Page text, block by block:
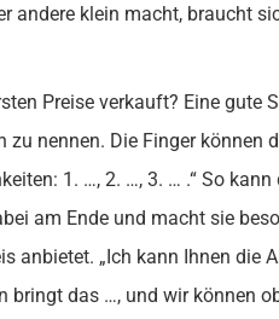
andere klein macht, braucht
Preise verkauft? Eine
zu nennen. Die Finger können
1. …, 2. …, 3. … .“ So
am Ende und macht sie
anbietet. „Ich kann Ihnen die
bringt das …, und wir können